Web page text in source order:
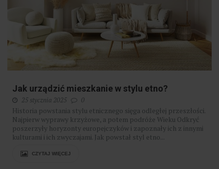
Jak urządzić mieszkanie w stylu etno?
25 stycznia 2025 0
Historia powstania stylu etnicznego sięga odległej przeszłości.
Najpierw wyprawy krzyżowe, a potem podróże Wieku Odkryć
poszerzyły horyzonty europejczyków i zapoznały ich z innymi
kulturami i ich zwyczajami. Jak powstał styl etno...
CZYTAJ WIĘCEJ